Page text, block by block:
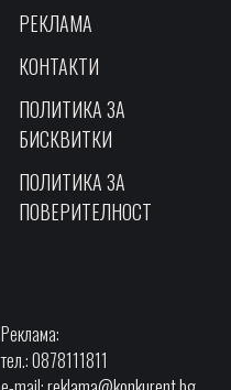
РЕКЛАМА
КОНТАКТИ
ПОЛИТИКА ЗА
БИСКВИТКИ
ПОЛИТИКА ЗА
ПОВЕРИТЕЛНОСТ
Реклама:
тел.: 0878111811